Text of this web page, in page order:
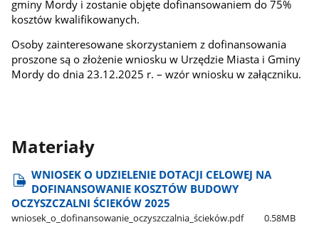
gminy Mordy i zostanie objęte dofinansowaniem do 75%
kosztów kwalifikowanych.
Osoby zainteresowane skorzystaniem z dofinansowania
proszone są o złożenie wniosku w Urzędzie Miasta i Gminy
Mordy do dnia 23.12.2025 r. – wzór wniosku w załączniku.
Materiały
WNIOSEK O UDZIELENIE DOTACJI CELOWEJ NA
DOFINANSOWANIE KOSZTÓW BUDOWY
OCZYSZCZALNI ŚCIEKÓW 2025
wniosek​_o​_dofinansowanie​_oczyszczalnia​_ścieków.pdf 0.58MB